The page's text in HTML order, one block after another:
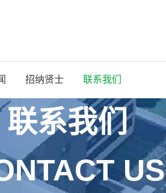
招纳贤士 联系我们
联系我们
US